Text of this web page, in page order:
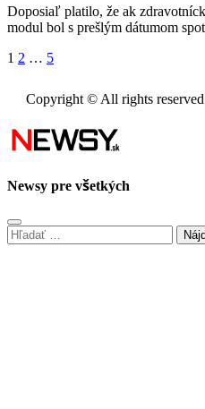
Doposiaľ platilo, že ak zdravotnícky materiál, resp. čo len jeden jej
modul bol s prešlým dátumom
Stránkovanie
1 2 … 5
Copyright © All rights reserved
Newsy pre všetkých
Hľadať: